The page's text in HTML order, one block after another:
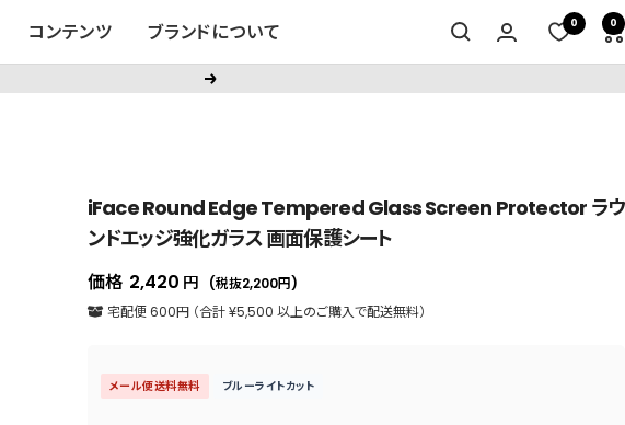
コンテンツ ブランドについて 0 0
次
iFace Round Edge Tempered Glass Screen Protector ラウ
ンドエッジ強化ガラス 画面保護シート
価格 セ
ー
価
格
2,420 円 (税抜2,200円)
宅配便 600円 （合計 ¥5,500 以上のご購入で配送無料）
メール便送料無料 ブルーライトカット